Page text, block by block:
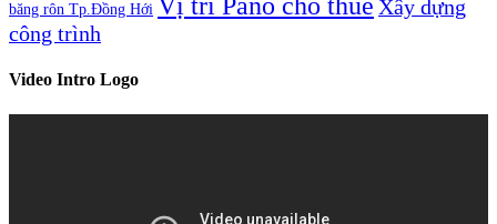
băng rôn Tp.Đồng Hới
Xây dựng
công trình
Video Intro Logo